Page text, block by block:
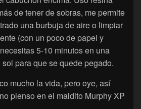
de tener de sobras, me permite
una burbuja de aire o limpiar
(con un poco de papel y
5-10 minutos en una
para que se quede pegado.
mucho la vida, pero oye, así
pienso en el maldito Murphy XP